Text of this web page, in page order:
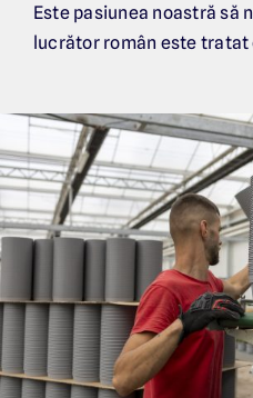
Este pasiunea noastră să
lucrător român este